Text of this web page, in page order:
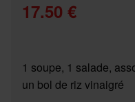
17.50 €
1 soupe, 1 salade,
un bol de riz vinaigré